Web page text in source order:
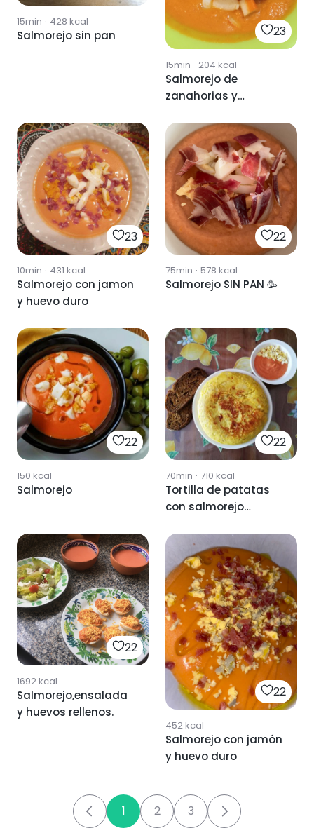
15min · 428 kcal
Salmorejo sin pan 23
15min · 204 kcal
Salmorejo de
zanahorias y
23
10min · 431 kcal
Salmorejo con jamon
y huevo duro
22
75min · 578 kcal
Salmorejo SIN PAN 🥳
22
150 kcal
Salmorejo
22
70min · 710 kcal
Tortilla de patatas
con salmorejo
22
1692kcal
Salmorejo,ensalada
y huevos rellenos.
22
452kcal
Salmorejo con jamón
y huevo duro
1 2 3